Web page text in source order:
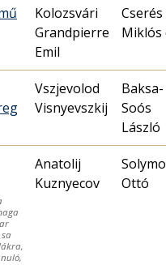
Kolozsvári
Grandpierre
Emil
Cserés
Miklós
Vszjevolod
Visnyevszkij
Baksa-
Soós
László
Anatolij
Kuznyecov
Ottó